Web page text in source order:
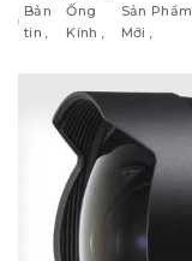
Bản
tin
Ống
Kính
Sản Phẩm
Mới